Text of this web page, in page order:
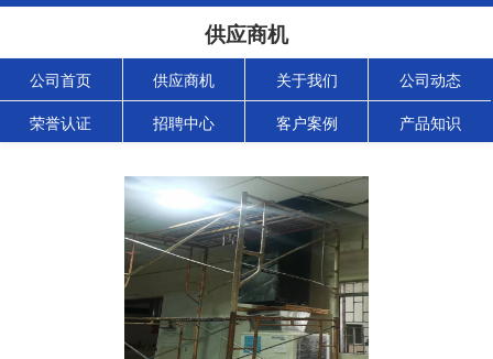
供应商机
公司首页 供应商机 关于我们 公司动态
荣誉认证 招聘中心 客户案例 产品知识